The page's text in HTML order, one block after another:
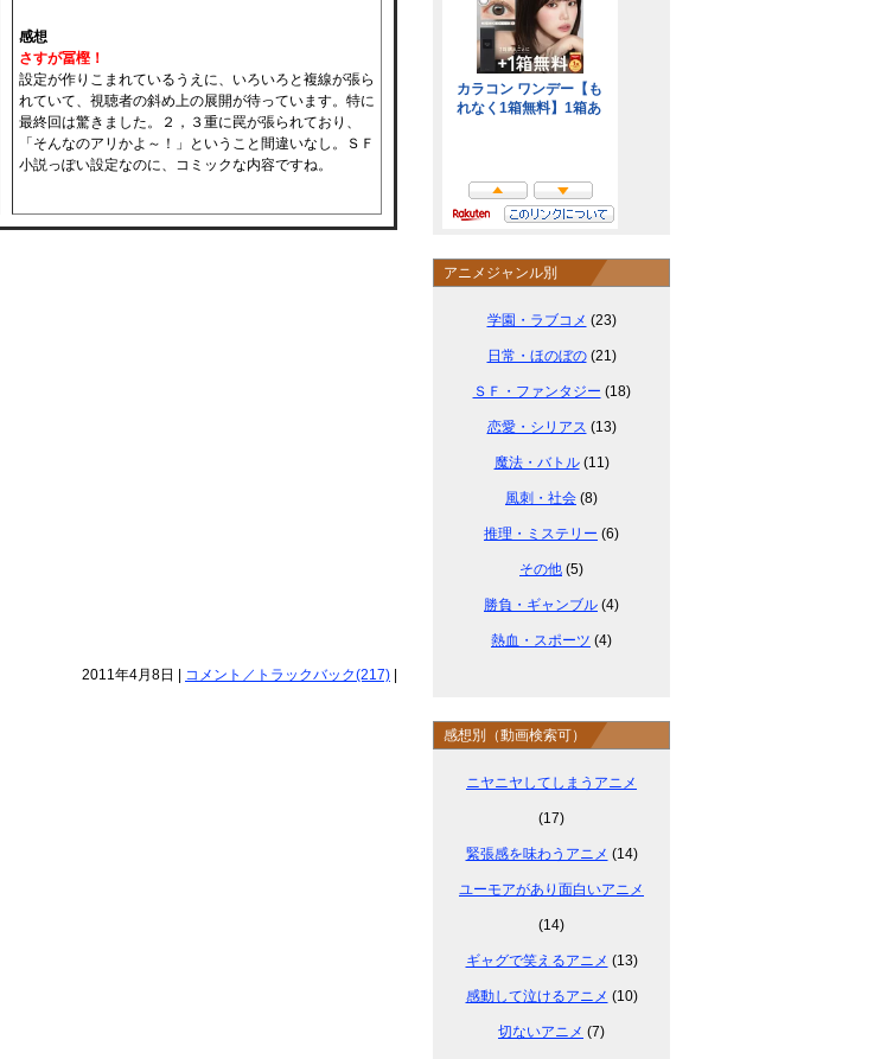
感想
さすが冨樫！
設定が作りこまれているうえに、いろいろと複線が張ら
れていて、視聴者の斜め上の展開が待っています。特に
最終回は驚きました。２，３重に罠が張られており、
「そんなのアリかよ～！」ということ間違いなし。ＳＦ
小説っぽい設定なのに、コミックな内容ですね。
2011年4月8日 | コメント／トラックバック(217)
アニメジャンル別
学園・ラブコメ (23)
日常・ほのぼの(21)
ＳＦ・ファンタジー (18)
恋愛・シリアス (13)
魔法・バトル(11)
風刺・社会 (8)
推理・ミステリー (6)
その他 (5)
勝負・ギャンブル (4)
熱血・スポーツ (4)
感想別（動画検索可）
ニヤニヤしてしまうアニメ
(17)
緊張感を味わうアニメ (14)
ユーモアがあり面白いアニメ
(14)
ギャグで笑えるアニメ (13)
感動して泣けるアニメ (10)
切ないアニメ (7)